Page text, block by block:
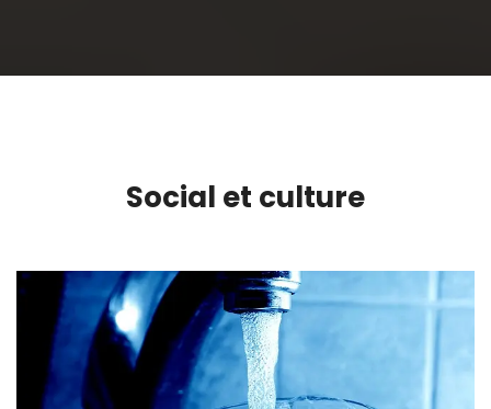
Social et culture